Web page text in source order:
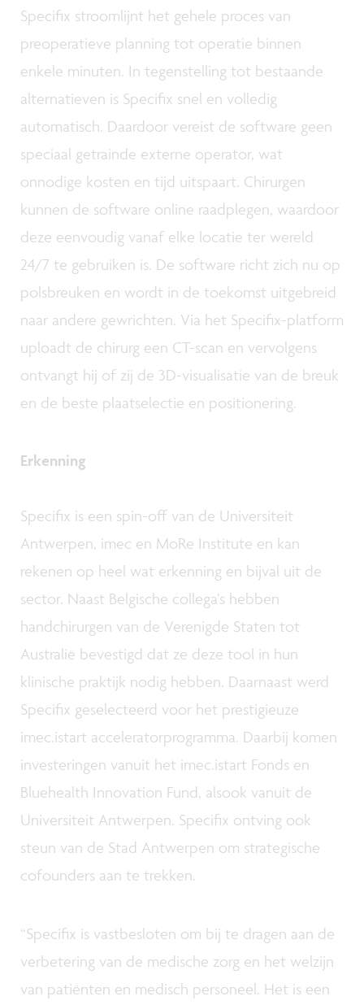
Specifix stroomlijnt het gehele proces van
preoperatieve planning tot operatie binnen
enkele minuten. In tegenstelling tot bestaande
alternatieven is Specifix snel en volledig
automatisch. Daardoor vereist de software geen
speciaal getrainde externe operator, wat
onnodige kosten en tijd uitspaart. Chirurgen
kunnen de software online raadplegen, waardoor
deze eenvoudig vanaf elke locatie ter wereld
24/7 te gebruiken is. De software richt zich nu op
polsbreuken en wordt in de toekomst uitgebreid
naar andere gewrichten. Via het Specifix-platform
uploadt de chirurg een CT-scan en vervolgens
ontvangt hij of zij de 3D-visualisatie van de breuk
en de beste plaatselectie en positionering.
Erkenning
Specifix is een spin-off van de Universiteit
Antwerpen, imec en MoRe Institute en kan
rekenen op heel wat erkenning en bijval uit de
sector. Naast Belgische collega’s hebben
handchirurgen van de Verenigde Staten tot
Australië bevestigd dat ze deze tool in hun
klinische praktijk nodig hebben. Daarnaast werd
Specifix geselecteerd voor het prestigieuze
imec.istart acceleratorprogramma. Daarbij komen
investeringen vanuit het imec.istart Fonds en
Bluehealth Innovation Fund, alsook vanuit de
Universiteit Antwerpen. Specifix ontving ook
steun van de Stad Antwerpen om strategische
cofounders aan te trekken.
“Specifix is vastbesloten om bij te dragen aan de
verbetering van de medische zorg en het welzijn
van patiënten en medisch personeel. Het is een